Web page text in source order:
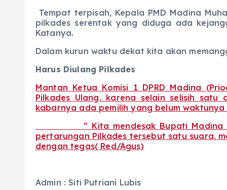
Tempat terpisah, Kepala PMD Madina
pilkades serentak yang diduga ada
Katanya.
Dalam kurun waktu dekat kita akan
Harus Diulang Pilkades
Mantan Ketua Komisi 1 DPRD Madina
Pilkades Ulang, karena selain selisih
kabarnya ada pemilih yang belum
“ Kita mendesak Bupati Madina Cq.
pertarungan Pilkades tersebut satu suara,
dengan tegas( Red/Agus)
Admin : Siti Putriani Lubis